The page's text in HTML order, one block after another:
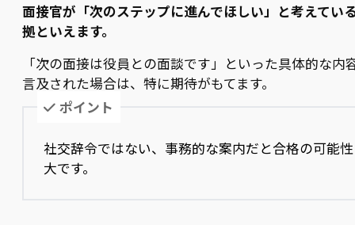
面接官が「次のステップに進んでほしい」と考えてい
拠といえます。
「次の面接は役員との面談です」といった具体的な内
言及された場合は、特に期待がもてます。
ポイント
社交辞令ではない、事務的な案内だと合格の可能性
大です。